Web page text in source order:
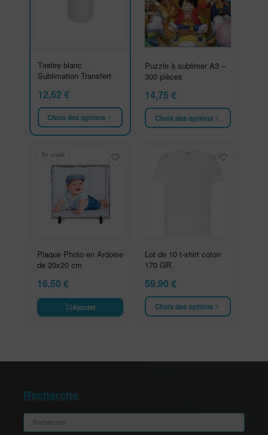
Tirelire blanc
Sublimation Transfert
12,62 €
Choix des options
Puzzle à sublimer A3 –
300 pièces
14,75 €
Choix des options
En stock
Plaque Photo en Ardoise
de 20x20 cm
16,50 €
Ajouter
Lot de 10 t-shirt coton
170 GR
59,90 €
Choix des options
Recherche